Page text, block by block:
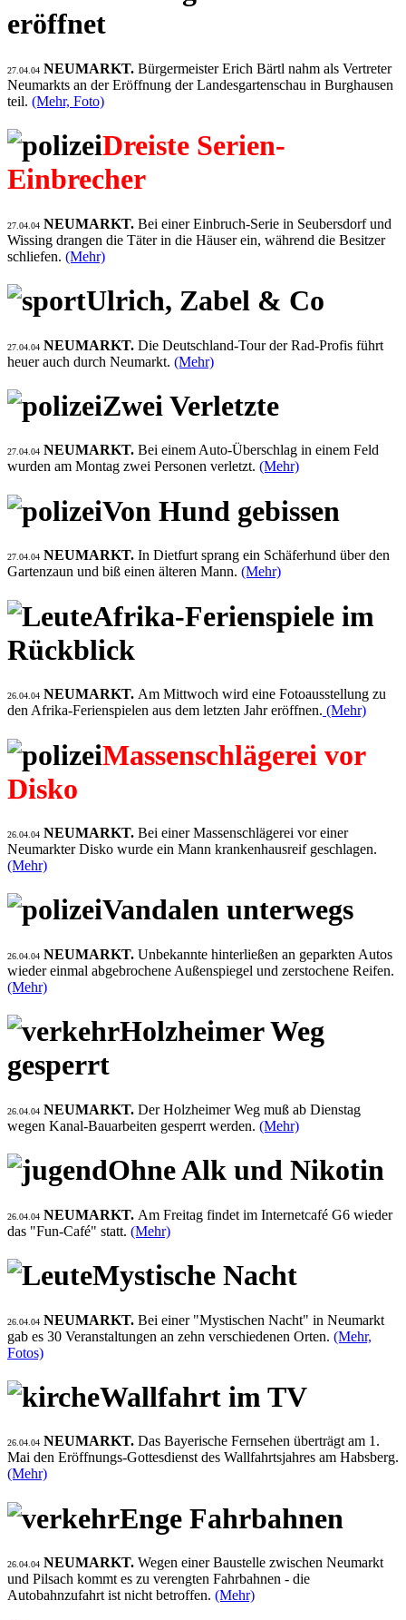
eröffnet
27.04.04 NEUMARKT. Bürgermeister Erich Bärtl nahm als Vertreter
Neumarkts an der Eröffnung der Landesgartenschau in Burghausen
teil. (Mehr, Foto)
Dreiste Serien-
Einbrecher
27.04.04 NEUMARKT. Bei einer Einbruch-Serie in Seubersdorf und
Wissing drangen die Täter in die Häuser ein, während die Besitzer
schliefen. (Mehr)
Ulrich, Zabel & Co
27.04.04 NEUMARKT. Die Deutschland-Tour der Rad-Profis führt
heuer auch durch Neumarkt. (Mehr)
Zwei Verletzte
27.04.04 NEUMARKT. Bei einem Auto-Überschlag in einem Feld
wurden am Montag zwei Personen verletzt. (Mehr)
Von Hund gebissen
27.04.04 NEUMARKT. In Dietfurt sprang ein Schäferhund über den
Gartenzaun und biß einen älteren Mann. (Mehr)
Afrika-Ferienspiele im
Rückblick
26.04.04 NEUMARKT. Am Mittwoch wird eine Fotoausstellung zu
den Afrika-Ferienspielen aus dem letzten Jahr eröffnen. (Mehr)
Massenschlägerei vor
Disko
26.04.04 NEUMARKT. Bei einer Massenschlägerei vor einer
Neumarkter Disko wurde ein Mann krankenhausreif geschlagen.
(Mehr)
Vandalen unterwegs
26.04.04 NEUMARKT. Unbekannte hinterließen an geparkten Autos
wieder einmal abgebrochene Außenspiegel und zerstochene Reifen.
(Mehr)
Holzheimer Weg
gesperrt
26.04.04 NEUMARKT. Der Holzheimer Weg muß ab Dienstag
wegen Kanal-Bauarbeiten gesperrt werden. (Mehr)
Ohne Alk und Nikotin
26.04.04 NEUMARKT. Am Freitag findet im Internetcafé G6 wieder
das "Fun-Café" statt. (Mehr)
Mystische Nacht
26.04.04 NEUMARKT. Bei einer "Mystischen Nacht" in Neumarkt
gab es 30 Veranstaltungen an zehn verschiedenen Orten. (Mehr,
Fotos)
Wallfahrt im TV
26.04.04 NEUMARKT. Das Bayerische Fernsehen überträgt am 1.
Mai den Eröffnungs-Gottesdienst des Wallfahrtsjahres am Habsberg.
(Mehr)
Enge Fahrbahnen
26.04.04 NEUMARKT. Wegen einer Baustelle zwischen Neumarkt
und Pilsach kommt es zu verengten Fahrbahnen - die
Autobahnzufahrt ist nicht betroffen. (Mehr)